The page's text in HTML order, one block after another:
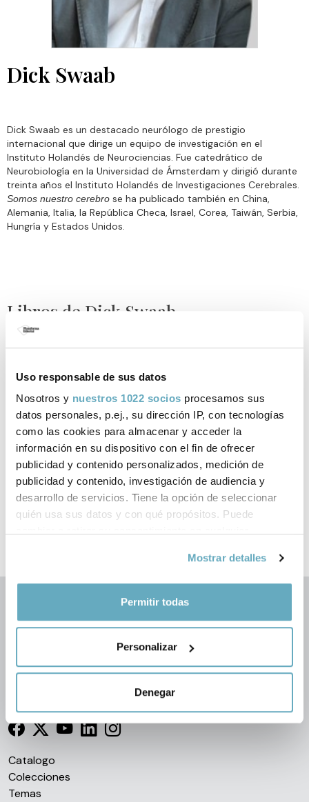
Uso responsable de sus datos
Nosotros y nuestros 1022 socios procesamos sus
datos personales, p.ej., su dirección IP, con tecnologías
como las cookies para almacenar y acceder la
información en su dispositivo con el fin de ofrecer
publicidad y contenido personalizados, medición de
publicidad y contenido, investigación de audiencia y
desarrollo de servicios. Tiene la opción de seleccionar
quién usa sus datos y con qué propósitos. Puede
Si lo permite, también quisiéramos:
geográfica que puede tener una precisión de varios
Identificar su dispositivo analizándolo activamente
datos personales y establezca sus preferencias en la
consentimiento en cualquier momento en la Declaración
de cookies.
Mostrar detalles
Permitir todas
Personalizar
Denegar
Dick Swaab
Dick Swaab es un destacado neurólogo de prestigio
internacional que dirige un equipo de investigación en el
Instituto Holandés de Neurociencias. Fue catedrático de
Neurobiología en la Universidad de Ámsterdam y dirigió durante
treinta años el Instituto Holandés de Investigaciones Cerebrales.
Somos nuestro cerebro se ha publicado también en China,
Alemania, Italia, la República Checa, Israel, Corea, Taiwán, Serbia,
Hungría y Estados Unidos.
Libros de Dick Swaab
publicados por Plataforma Editorial
‹ ›
Catalogo
Colecciones
Temas